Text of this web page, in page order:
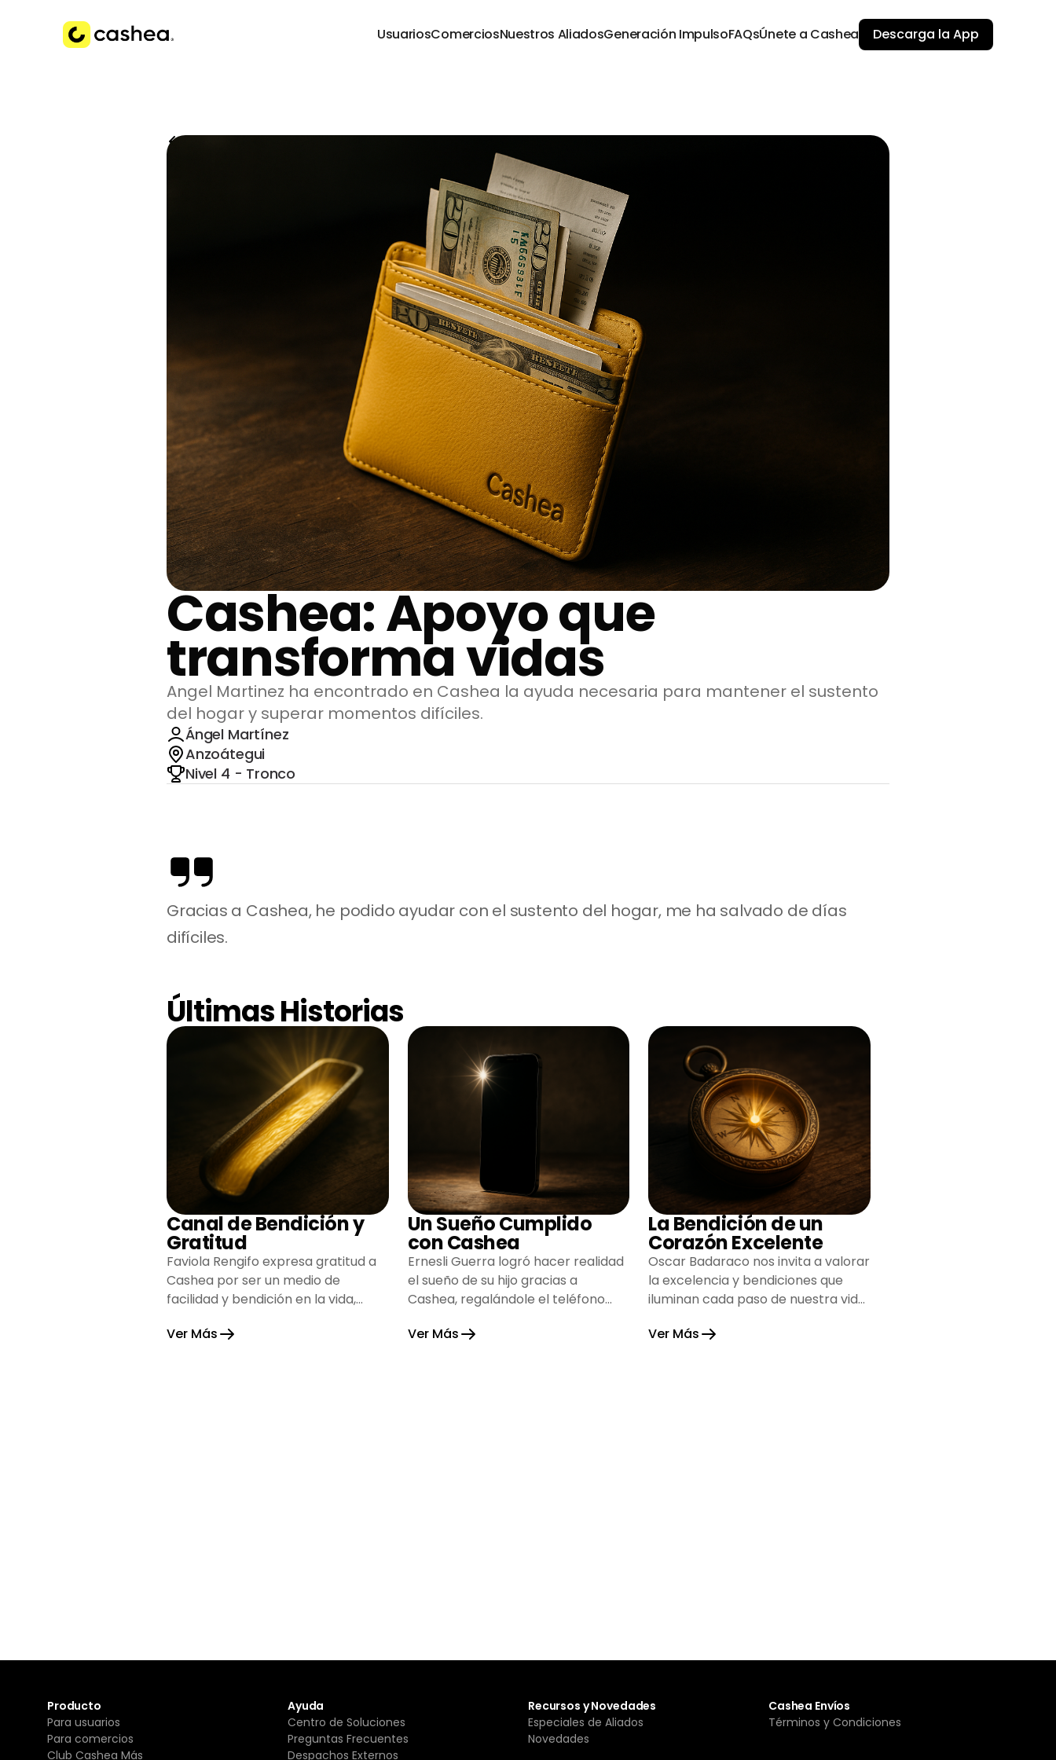
UsuariosComerciosNuestros AliadosGeneración ImpulsoFAQsÚnete a Cashea Descarga la App
Volver a Historias
Cashea: Apoyo que
transforma vidas
Angel Martinez ha encontrado en Cashea la ayuda necesaria para mantener el sustento
del hogar y superar momentos difíciles.
Ángel Martínez
Anzoátegui
Nivel 4 - Tronco
Gracias a Cashea, he podido ayudar con el sustento del hogar, me ha salvado de días
difíciles.
Últimas Historias
Canal de Bendición y
Gratitud
Faviola Rengifo expresa gratitud a
Cashea por ser un medio de
facilidad y bendición en la vida,
esperanza.
Ver Más
Un Sueño Cumplido
con Cashea
Ernesli Guerra logró hacer realidad
el sueño de su hijo gracias a
Cashea, regalándole el teléfono
alegría su hogar.
Ver Más
La Bendición de un
Corazón Excelente
Oscar Badaraco nos invita a valorar
la excelencia y bendiciones que
iluminan cada paso de nuestra vida,
gratitud y fortaleza.
Ver Más
Producto
Para usuarios
Para comercios
Club Cashea Más
Ayuda
Centro de Soluciones
Preguntas Frecuentes
Despachos Externos
Recursos y Novedades
Especiales de Aliados
Novedades
Cashea Envíos
Términos y Condiciones